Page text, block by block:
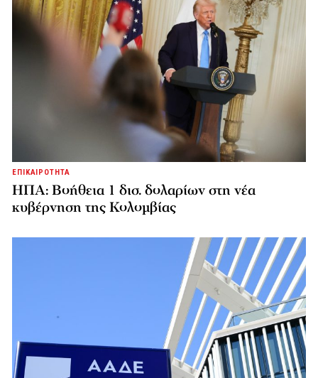
ΕΠΙΚΑΙΡΟΤΗΤΑ
ΗΠΑ: Βοήθεια 1 δισ. δολαρίων στη νέα
κυβέρνηση της Κολομβίας